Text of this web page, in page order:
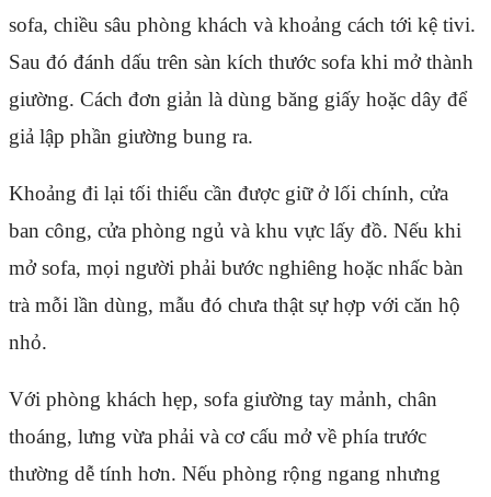
sofa, chiều sâu phòng khách và khoảng cách tới kệ tivi.
Sau đó đánh dấu trên sàn kích thước sofa khi mở thành
giường. Cách đơn giản là dùng băng giấy hoặc dây để
giả lập phần giường bung ra.
Khoảng đi lại tối thiểu cần được giữ ở lối chính, cửa
ban công, cửa phòng ngủ và khu vực lấy đồ. Nếu khi
mở sofa, mọi người phải bước nghiêng hoặc nhấc bàn
trà mỗi lần dùng, mẫu đó chưa thật sự hợp với căn hộ
nhỏ.
Với phòng khách hẹp, sofa giường tay mảnh, chân
thoáng, lưng vừa phải và cơ cấu mở về phía trước
thường dễ tính hơn. Nếu phòng rộng ngang nhưng